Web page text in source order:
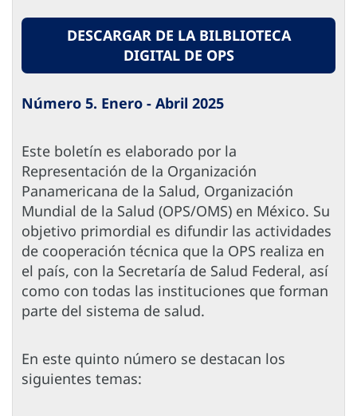
DESCARGAR DE LA BILBLIOTECA
DIGITAL DE OPS
Número 5. Enero - Abril 2025
Este boletín es elaborado por la
Representación de la Organización
Panamericana de la Salud, Organización
Mundial de la Salud (OPS/OMS) en México. Su
objetivo primordial es difundir las actividades
de cooperación técnica que la OPS realiza en
el país, con la Secretaría de Salud Federal, así
como con todas las instituciones que forman
parte del sistema de salud.
En este quinto número se destacan los
siguientes temas: